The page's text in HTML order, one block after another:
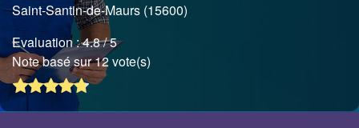
Saint-Santin-de-Maurs (15600)
Evaluation :4.8/ 5
Note basé sur 12 vote(s)